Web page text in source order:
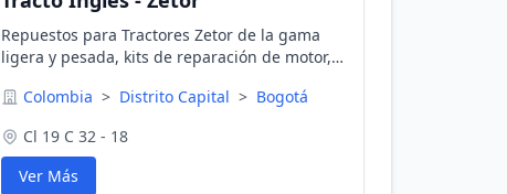
Repuestos para Tractores Zetor de la gama
ligera y pesada, kits de reparación de motor,
bujes, bombas de agua, aceite, dirección,
Colombia > Distrito Capital > Bogotá
Cl 19 C 32 - 18
Ver Más